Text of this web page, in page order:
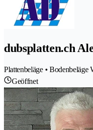
dubsplatten.ch
Plattenbeläge • Bodenbeläge
Geöffnet